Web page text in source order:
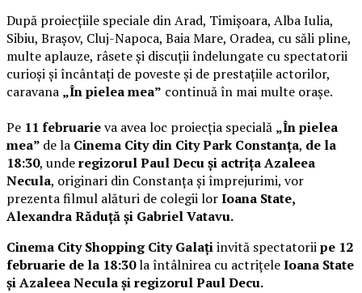
După proiecțiile speciale din Arad, Timișoara, Alba Iulia,
Sibiu, Brașov, Cluj-Napoca, Baia Mare, Oradea, cu săli pline,
multe aplauze, râsete și discuții îndelungate cu spectatorii
curioși și încântați de poveste și de prestațiile actorilor,
caravana „În pielea mea” continuă în mai multe orașe.
Pe 11 februarieva avea loc proiecția specială „În pielea
mea” de la Cinema City din City Park Constanța, de la
18:30, underegizorul Paul Decu și actrița Azaleea
Necula, originari din Constanța și împrejurimi, vor
prezenta filmul alături de colegii lorIoana State,
Alexandra Răduță și Gabriel Vatavu.
Cinema City Shopping City Galațiinvită spectatoriipe 12
februarie de la 18:30la întâlnirea cu actrițeleIoana State
și Azaleea Necula și regizorul Paul Decu.